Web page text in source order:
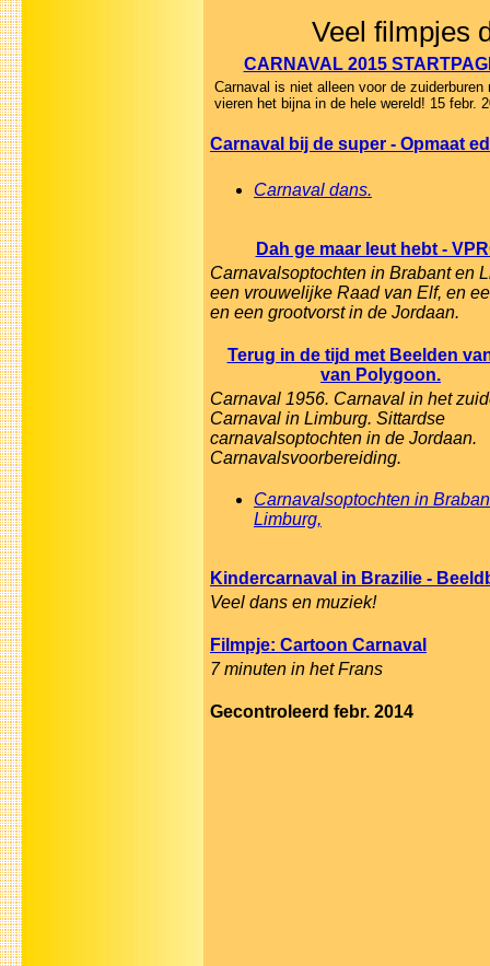
Veel filmpjes
CARNAVAL 2015
Carnaval is niet alleen voor de zuiderburen
vieren het bijna in de hele wereld! 15 febr.
Carnaval bij de super - Opmaat
Carnaval dans.
Dah ge maar leut hebt -
Carnavalsoptochten in Brabant en
een vrouwelijke Raad van Elf, en
en een grootvorst in de Jordaan.
Terug in de tijd met Beelden
van Polygoon.
Carnaval 1956. Carnaval in het
Carnaval in Limburg. Sittardse
carnavalsoptochten in de Jordaan.
Carnavalsvoorbereiding.
Carnavalsoptochten in
Limburg,
Kindercarnaval in Brazilie -
Veel dans en muziek!
Filmpje: Cartoon Carnaval
7 minuten in het Frans
Gecontroleerd febr. 2014